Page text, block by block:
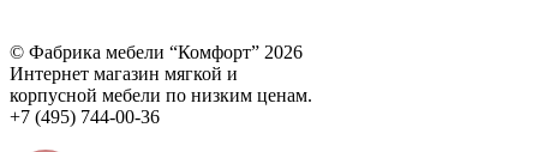
© Фабрика мебели “Комфорт” 2026
Интернет магазин мягкой и
корпусной мебели по низким ценам.
+7 (495) 744-00-36